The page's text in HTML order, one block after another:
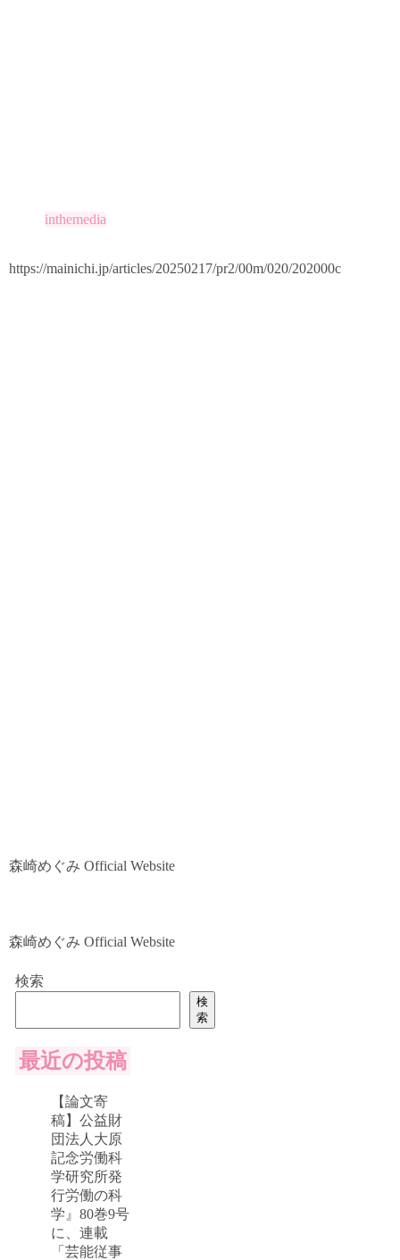
inthemedia
https://mainichi.jp/articles/20250217/pr2/00m/020/202000c
森崎めぐみ Official Website
森崎めぐみ Official Website
検索
検
索
最近の投稿
【論文寄
稿】公益財
団法人大原
記念労働科
学研究所発
行労働の科
学』80巻9号
に、連載
「芸能従事